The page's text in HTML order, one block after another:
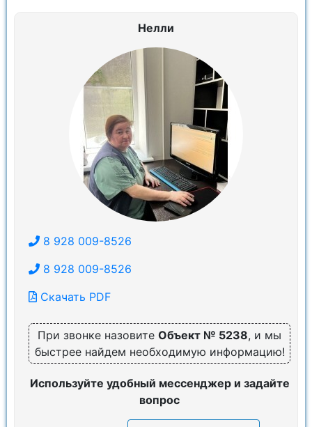
Нелли
8 928 009-8526
8 928 009-8526
Скачать PDF
При звонке назовите Объект № 5238, и мы
быстрее найдем необходимую информацию!
Используйте удобный мессенджер и задайте
вопрос